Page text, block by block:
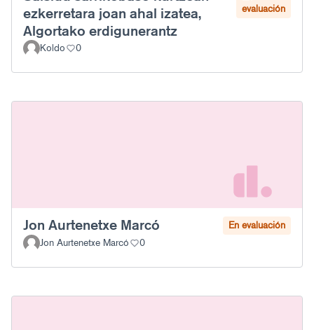
ezkerretara joan ahal izatea,
Algortako erdigunerantz
evaluación
Koldo 0
Jon Aurtenetxe Marcó
En evaluación
Jon Aurtenetxe Marcó
0